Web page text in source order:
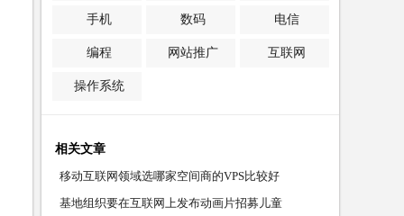
手机 数码 电信
编程 网站推广 互联网
操作系统
相关文章
移动互联网领域选哪家空间商的VPS比较好
基地组织要在互联网上发布动画片招募儿童